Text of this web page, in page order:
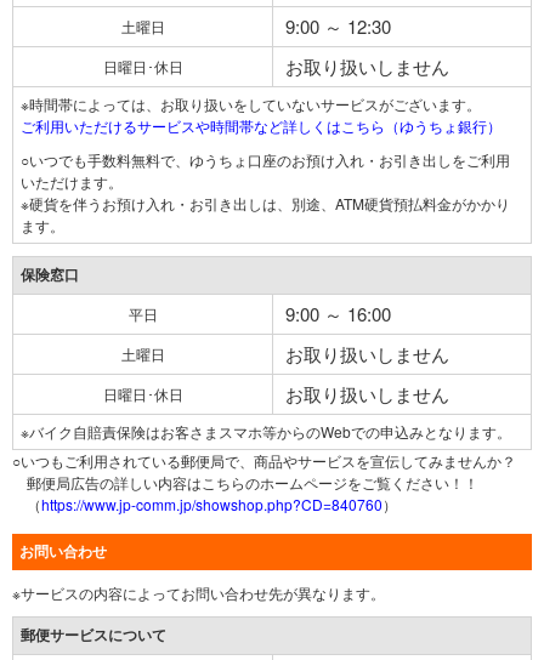
土曜日 9:00 ～ 12:30
日曜日･休日 お取り扱いしません
※時間帯によっては、お取り扱いをしていないサービスがございます。
ご利用いただけるサービスや時間帯など詳しくはこちら（ゆうちょ銀行）
○いつでも手数料無料で、ゆうちょ口座のお預け入れ・お引き出しをご利用
いただけます。
※硬貨を伴うお預け入れ・お引き出しは、別途、ATM硬貨預払料金がかかり
ます。
保険窓口
平日 9:00 ～ 16:00
土曜日 お取り扱いしません
日曜日･休日 お取り扱いしません
※バイク自賠責保険はお客さまスマホ等からのWebでの申込みとなります。
○いつもご利用されている郵便局で、商品やサービスを宣伝してみませんか？
郵便局広告の詳しい内容はこちらのホームページをご覧ください！！
（https://www.jp-comm.jp/showshop.php?CD=840760）
お問い合わせ
※サービスの内容によってお問い合わせ先が異なります。
郵便サービスについて